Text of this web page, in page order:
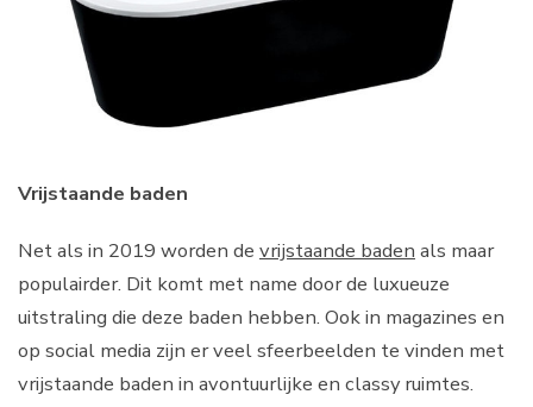
Vrijstaande baden
Net als in 2019 worden de vrijstaande baden als maar
populairder. Dit komt met name door de luxueuze
uitstraling die deze baden hebben. Ook in magazines en
op social media zijn er veel sfeerbeelden te vinden met
vrijstaande baden in avontuurlijke en classy ruimtes.